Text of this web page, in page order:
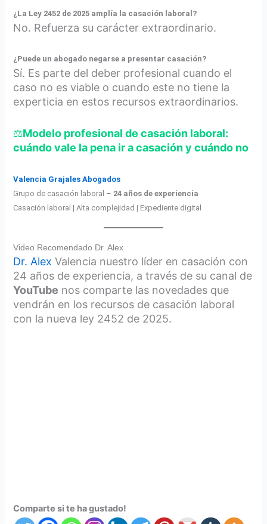
¿La Ley 2452 de 2025 amplía la casación laboral?
No. Refuerza su carácter extraordinario.
¿Puede un abogado negarse a presentar casación?
Sí. Es parte del deber profesional cuando el
caso no es viable o cuando este no tiene la
experticia en estos recursos extraordinarios.
⚖️Modelo profesional de casación laboral:
cuándo vale la pena ir a casación y cuándo no
Valencia Grajales Abogados
Grupo de casación laboral – 24 años de experiencia
Casación laboral | Alta complejidad | Expediente digital
Video Recomendado Dr. Alex
Dr. Alex Valencia nuestro líder en casación con
24 años de experiencia, a través de su canal de
YouTube nos comparte las novedades que
vendrán en los recursos de casación laboral
con la nueva ley 2452 de 2025.
Comparte si te ha gustado!